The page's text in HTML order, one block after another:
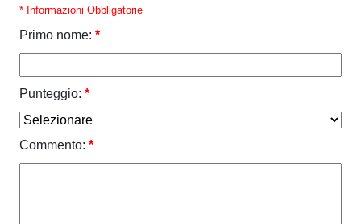
* Informazioni Obbligatorie
Primo nome: *
Punteggio: *
Commento: *